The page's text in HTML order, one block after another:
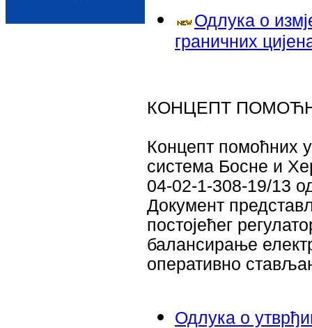
Одлука о
граничних
КОНЦЕПТ
Концепт помоћних
система Босне и
04-02-1-308-19/13
Документ
постојећег
балансирање
оперативно
Одлука о